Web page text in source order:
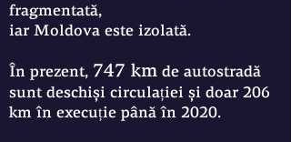
fragmentată,
iar Moldova este izolată.
În prezent, 747 km de autostradă
sunt deschiși circulației și doar 206
km în execuție până în 2020.